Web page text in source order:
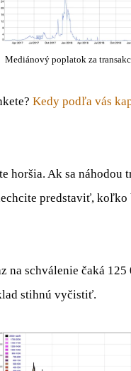
Mediánový poplatok za
Kedy podľa vás
horšia. Ak sa
predstaviť,
na schválenie čaká
stihnú vyčistiť.